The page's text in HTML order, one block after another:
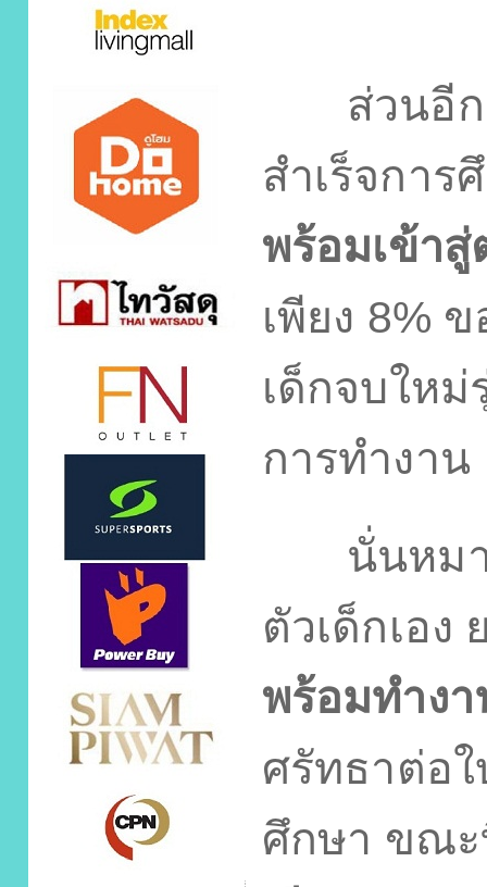
ส่วนอีกเ
สำเร็จการ
พร้อมเข้าสู่
เพียง 8% ข
เด็กจบให
การทำงาน
นั่นหมาย
ตัวเด็กเอง
พร้อมทำงา
ศรัทธาต่อ
ศึกษา ขณะ